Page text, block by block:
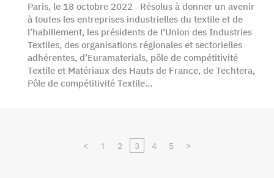
Paris, le 18 octobre 2022 Résolus à donner un avenir
à toutes les entreprises industrielles du textile et de
l’habillement, les présidents de l’Union des Industries
Textiles, des organisations régionales et sectorielles
adhérentes, d’Euramaterials, pôle de compétitivité
Textile et Matériaux des Hauts de France, de Techtera,
Pôle de compétitivité Textile…
< 1 2 3 4 5 >